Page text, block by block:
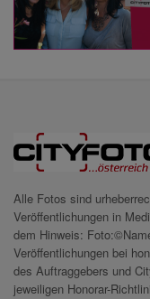
Alle Fotos sind
Veröffentlichungen in
dem Hinweis:
Veröffentlichungen bei
des Auftraggebers und
jeweiligen Honorar-